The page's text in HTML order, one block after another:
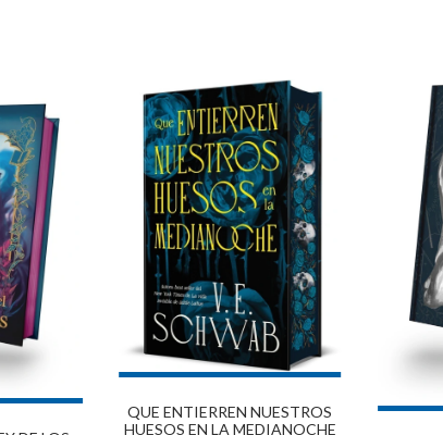
QUE ENTIERREN NUESTROS
HUESOS EN LA MEDIANOCHE